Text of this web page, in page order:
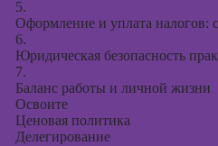
5.
Оформление и уплата
6.
Юридическая безопасность
7.
Баланс работы и личной жизни
Освоите
Ценовая политика
Делегирование